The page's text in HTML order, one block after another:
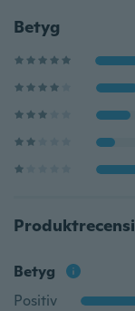
Betyg
Betyg
Positiv